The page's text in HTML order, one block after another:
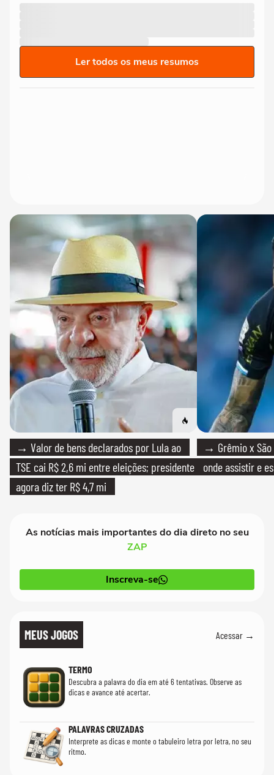
Ler todos os meus resumos
→ Valor de bens declarados por Lula ao
TSE cai R$ 2,6 mi entre eleições; presidente
agora diz ter R$ 4,7 mi
→ Grêmio x São
onde assistir e
As notícias mais importantes do dia direto no seu
ZAP
Inscreva-se
MEUS JOGOS Acessar →
TERMO
Descubra a palavra do dia em até 6 tentativas. Observe as
dicas e avance até acertar.
PALAVRAS CRUZADAS
Interprete as dicas e monte o tabuleiro letra por letra, no seu
ritmo.